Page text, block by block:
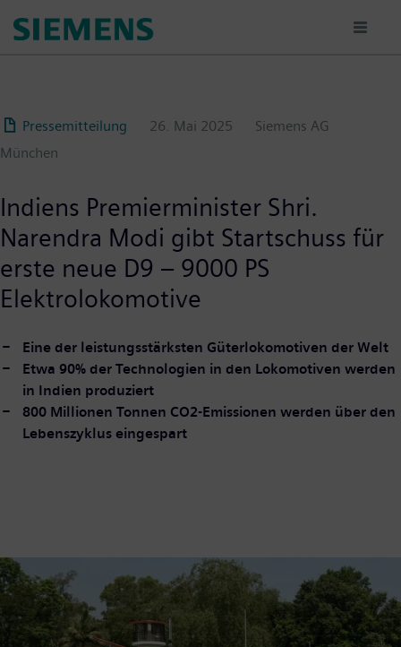
para
Pressemitteilung
26. Mai 2025
Siemens AG
München
Indiens Premierminister Shri.
Narendra Modi gibt Startschuss für
erste neue D9 – 9000 PS
Elektrolokomotive
Eine der leistungsstärksten Güterlokomotiven der Welt
Etwa 90% der Technologien in den Lokomotiven werden
in Indien produziert
800 Millionen Tonnen CO2-Emissionen werden über den
Lebenszyklus eingespart